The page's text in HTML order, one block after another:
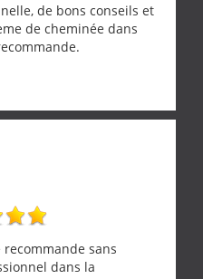
de bons conseils et
de cheminée dans
recommande sans
dans la